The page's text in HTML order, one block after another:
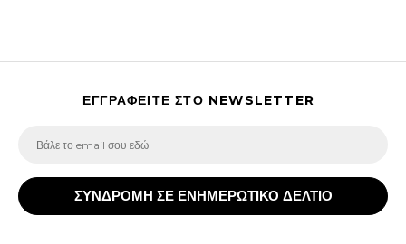
ΕΓΓΡΑΦΕΙΤΕ ΣΤΟ NEWSLETTER
ΣΥΝΔΡΟΜΗ ΣΕ ΕΝΗΜΕΡΩΤΙΚΟ ΔΕΛΤΙΟ